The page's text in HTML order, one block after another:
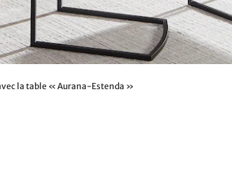
la table « Aurana-Estenda »